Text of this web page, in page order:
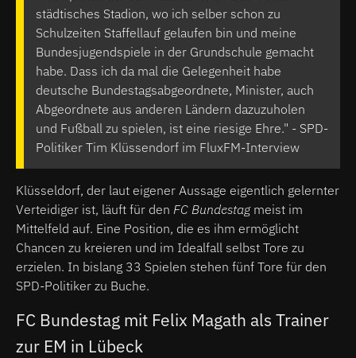
städtisches Stadion, wo ich selber schon zu
Schulzeiten Staffellauf gelaufen bin und meine
Bundesjugendspiele in der Grundschule gemacht
habe. Dass ich da mal die Gelegenheit habe
deutsche Bundestagsabgeordnete, Minister, auch
Abgeordnete aus anderen Ländern dazuzuholen
und Fußball zu spielen, ist eine riesige Ehre." - SPD-
Politiker Tim Klüssendorf im FluxFM-Interview
Klüsseldorf, der laut eigener Aussage eigentlich gelernter
Verteidiger ist, läuft für den FC Bundestagmeist im
Mittelfeld auf. Eine Position, die es ihm ermöglicht
Chancen zu kreieren und im Idealfall selbst Tore zu
erzielen. In bislang 33 Spielen stehen fünf Tore für den
SPD-Politiker zu Buche.
FC Bundestag mit Felix Magath als Trainer
zur EM in Lübeck